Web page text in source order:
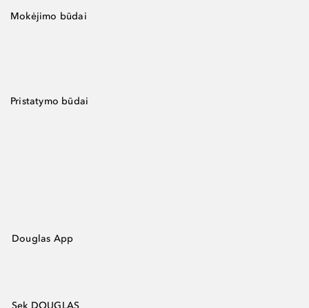
Mokėjimo būdai
Pristatymo būdai
Douglas App